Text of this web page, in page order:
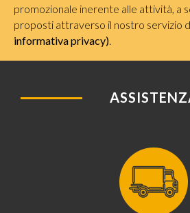
promozionale inerente alle attività, a
proposti attraverso il nostro servizio
informativa privacy).